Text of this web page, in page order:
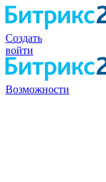
Создать
войти
Возможности